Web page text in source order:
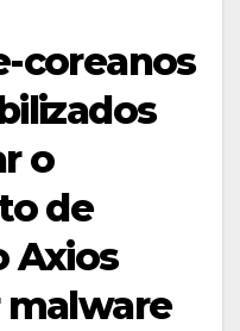
coreanos
o
de
Axios
malware